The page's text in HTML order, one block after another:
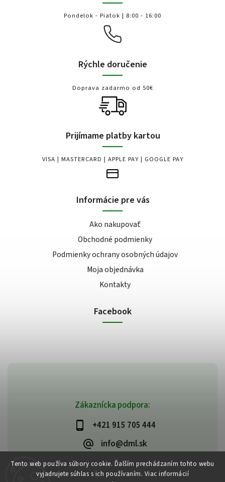
Tento web používa súbory cookie. Ďalším prechádzaním tohto webu
vyjadrujete súhlas s ich používaním. Viac informácií
Zákaznícka podpora:
+421 915 705 444
info@dml.sk
Pondelok - Piatok | 8:00 - 16:00
Rýchle doručenie
Doprava zadarmo od 50€
Prijímame platby kartou
VISA | MASTERCARD | APPLE PAY | GOOGLE PAY
Informácie pre vás
Ako nakupovať
Obchodné podmienky
Podmienky ochrany osobných údajov
Moja objednávka
Kontakty
Facebook